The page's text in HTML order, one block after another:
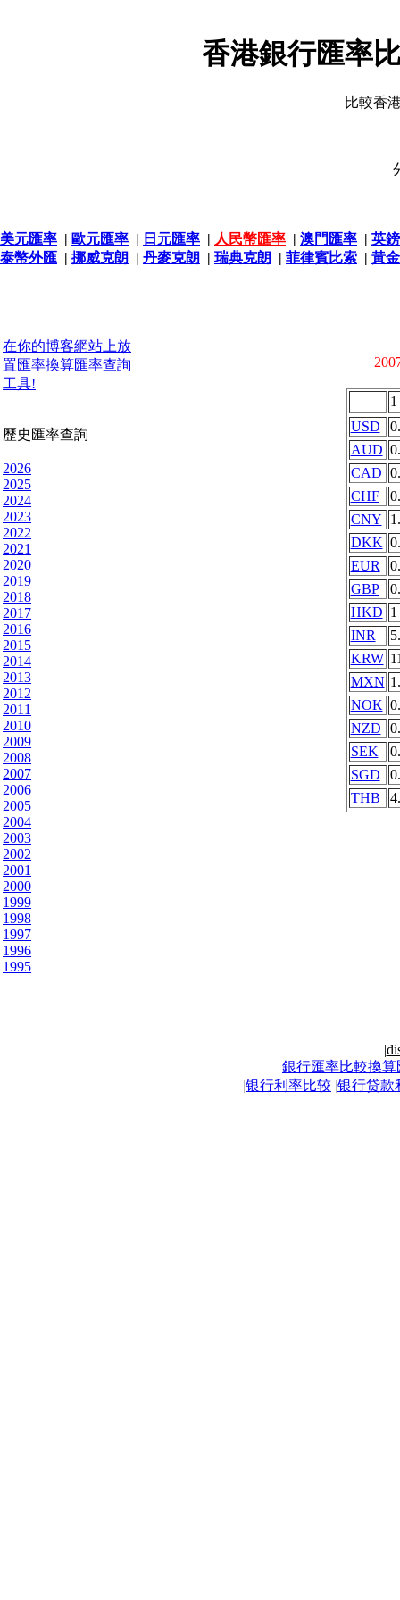
香港銀行匯率
比較香
美元匯率 | 歐元匯率 | 日元匯率 | 人民幣匯率 | 澳門匯率 | 英
泰幣外匯 | 挪威克朗 | 丹麥克朗 | 瑞典克朗 | 菲律賓比索 | 黃
在你的博客網站上放
置匯率換算匯率查詢
工具!
歷史匯率查詢
2026
2025
2024
2023
2022
2021
2020
2019
2018
2017
2016
2015
2014
2013
2012
2011
2010
2009
2008
2007
2006
2005
2004
2003
2002
2001
2000
1999
1998
1997
1996
1995
1
USD
AUD
CAD
CHF
CNY
DKK
EUR
GBP
HKD 1
INR
KRW
MXN
NOK
NZD
SEK
SGD
THB
|
銀行匯率比較換算
|银行利率比较 |银行贷款